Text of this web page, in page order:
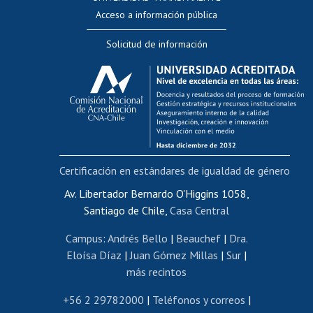
Evaluación docente
Calificación académica
Postulación al AUCAI
Funcionarias/os
Cursos internos de capacitación
Bienestar del personal
Portal de movilidad interna
Certificado de renta
Certificado de renta honorarios
Editar páginas blancas
Extranjeras/os
Revalidación y reconocimiento de títulos
Acceso a información pública
Solicitud de información
Av. Libertador Bernardo O'Higgins 1058,
Santiago de Chile, Casa Central
Campus: Andrés Bello | Beauchef| Dra.
Eloísa Díaz |Juan Gómez Millas | Sur |
más recintos
+56 2 29782000 | Teléfonos y correos |
Certificación en estándares de igualdad de género